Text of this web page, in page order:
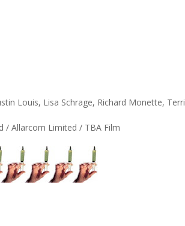
Louis, Lisa Schrage, Richard Monette,
/ Allarcom Limited / TBA Film